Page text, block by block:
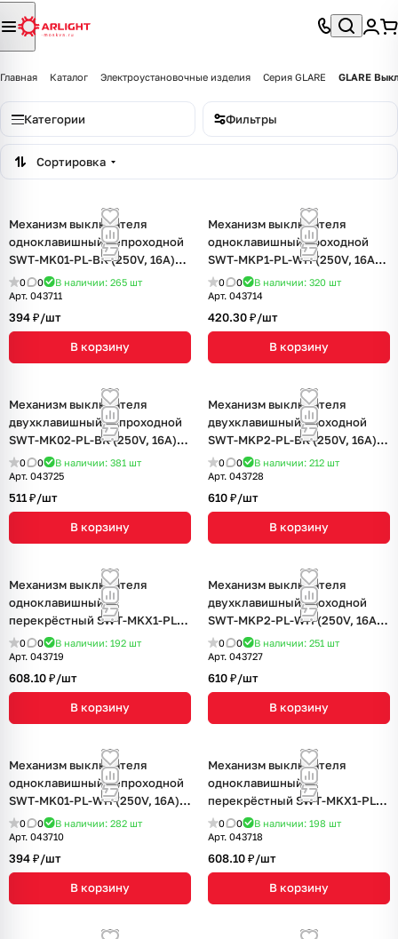
Главная Каталог Электроустановочные изделия Серия GLARE GLARE
Категории Фильтры
Сортировка
Механизм выключателя
одноклавишный непроходной
SWT-MK01-PL-BK (250V, 16A)
(Arlight, -)
0 0 В наличии: 265 шт
Арт. 043711
394 ₽/шт
В корзину
Механизм выключателя
одноклавишный проходной
SWT-MKP1-PL-WH (250V, 16A)
(Arlight, -)
0 0 В наличии: 320 шт
Арт. 043714
420.30 ₽/шт
В корзину
Механизм выключателя
двухклавишный непроходной
SWT-MK02-PL-BK (250V, 16A)
(Arlight, -)
0 0 В наличии: 381 шт
Арт. 043725
511 ₽/шт
В корзину
Механизм выключателя
двухклавишный проходной
SWT-MKP2-PL-BK (250V, 16A)
(Arlight, -)
0 0 В наличии: 212 шт
Арт. 043728
610 ₽/шт
В корзину
Механизм выключателя
одноклавишный
перекрёстный SWT-MKX1-PL-
BK (250V, 16A) (Arlight, -)
0 0 В наличии: 192 шт
Арт. 043719
608.10 ₽/шт
В корзину
Механизм выключателя
двухклавишный проходной
SWT-MKP2-PL-WH (250V, 16A)
(Arlight, -)
0 0 В наличии: 251 шт
Арт. 043727
610 ₽/шт
В корзину
Механизм выключателя
одноклавишный непроходной
SWT-MK01-PL-WH (250V, 16A)
(Arlight, -)
0 0 В наличии: 282 шт
Арт. 043710
394 ₽/шт
В корзину
Механизм выключателя
одноклавишный
перекрёстный SWT-MKX1-PL-
WH (250V, 16A) (Arlight, -)
0 0 В наличии: 198 шт
Арт. 043718
608.10 ₽/шт
В корзину